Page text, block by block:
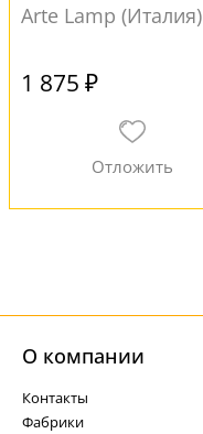
Arte Lamp (Италия)
1 875 ₽
О компании
Контакты
Фабрики